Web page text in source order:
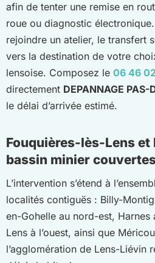
afin de tenter une remise en
roue ou diagnostic
rejoindre un atelier, le transfert
vers la destination de votre
lensoise. Composez le 06 46 02
directement DEPANNAGE PAS-
le délai d’arrivée estimé.
Fouquières-lès-Lens et
bassin minier
L’intervention s’étend à
localités contiguës : Billy-
en-Gohelle au nord-est,
Lens à l’ouest, ainsi que
l’agglomération de Lens-Liévin